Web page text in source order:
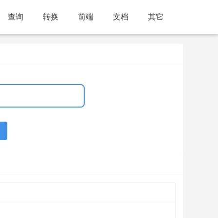
查询 转换 前端 文档 其它